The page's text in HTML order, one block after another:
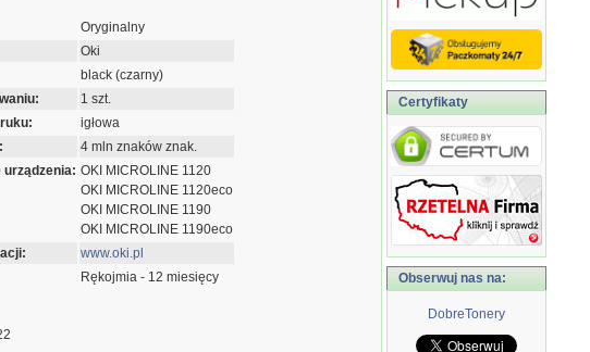
Oryginalny
Oki
black (czarny)
1 szt.
igłowa
4 mln znaków znak.
urządzenia: OKI MICROLINE 1120
OKI MICROLINE 1120eco
OKI MICROLINE 1190
OKI MICROLINE 1190eco
www.oki.pl
Rękojmia - 12 miesięcy
Certyfikaty
Obserwuj nas na:
DobreTonery